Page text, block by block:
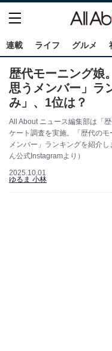
連載 ライフ グルメ
歴代モーニング娘
思うメンバー」ラ
み」、1位は？
All About ニュース編集部は「
ケート調査を実施。「歴代の
メンバー」ランキングを紹介
ん公式Instagramより）
2025.10.01
ゆるま 小林